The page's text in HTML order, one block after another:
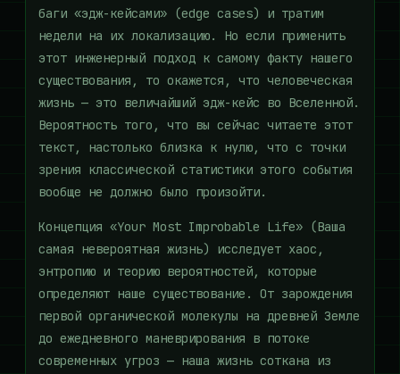
баги «эдж-кейсами» (edge cases) и тратим
недели на их локализацию. Но если применить
этот инженерный подход к самому факту нашего
существования, то окажется, что человеческая
жизнь — это величайший эдж-кейс во Вселенной.
Вероятность того, что вы сейчас читаете этот
текст, настолько близка к нулю, что с точки
зрения классической статистики этого события
вообще не должно было произойти.
Концепция «Your Most Improbable Life» (Ваша
самая невероятная жизнь) исследует хаос,
энтропию и теорию вероятностей, которые
определяют наше существование. От зарождения
первой органической молекулы на древней Земле
до ежедневного маневрирования в потоке
современных угроз — наша жизнь соткана из